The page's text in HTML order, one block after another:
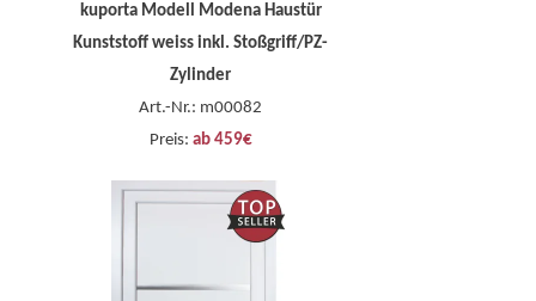
kuporta Modell Modena Haustür
Kunststoff weiss inkl. Stoßgriff/PZ-
Zylinder
Art.-Nr.: m00082
Preis: ab 459€